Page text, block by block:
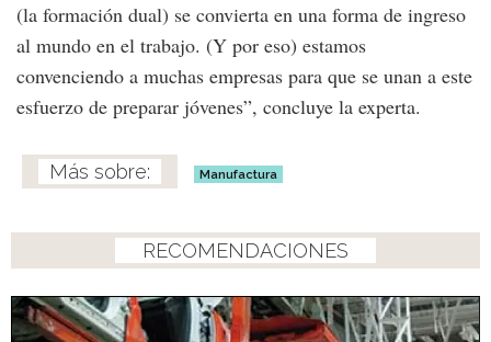
(la formación dual) se convierta en una forma de ingreso
al mundo en el trabajo. (Y por eso) estamos
convenciendo a muchas empresas para que se unan a este
esfuerzo de preparar jóvenes”, concluye la experta.
Manufactura
RECOMENDACIONES